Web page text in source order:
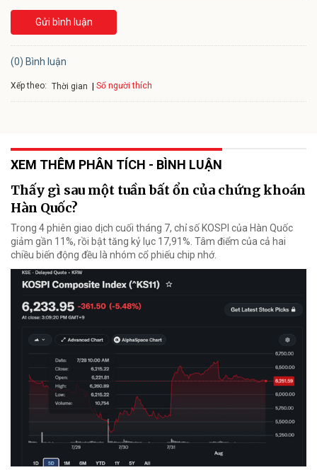
Gửi bình luận
(0) Bình luận
Xếp theo: Thời gian Số người thích
XEM THÊM PHÂN TÍCH - BÌNH LUẬN
Thấy gì sau một tuần bất ổn của chứng khoán
Hàn Quốc?
Trong 4 phiên giao dịch cuối tháng 7, chỉ số KOSPI của Hàn Quốc
giảm gần 11%, rồi bật tăng kỷ lục 17,91%. Tâm điểm của cả hai
chiều biến động đều là nhóm cổ phiếu chip nhớ.